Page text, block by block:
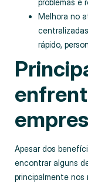
problemas e
Melhora no
rápido,
Apesar dos
encontrar alguns
principalmente